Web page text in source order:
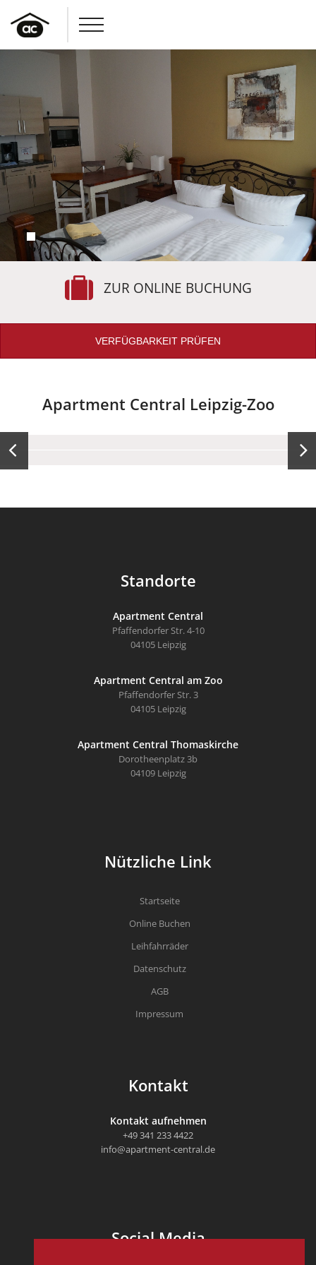
2 3 4 5
ZUR ONLINE BUCHUNG
VERFÜGBARKEIT PRÜFEN
Apartment Central Leipzig-Zoo
Standorte
Apartment Central
Pfaffendorfer Str. 4-10
04105 Leipzig
Apartment Central am Zoo
Pfaffendorfer Str. 3
04105 Leipzig
Apartment Central Thomaskirche
Dorotheenplatz 3b
04109 Leipzig
Nützliche Link
Startseite
Online Buchen
Leihfahrräder
Datenschutz
AGB
Impressum
Kontakt
Kontakt aufnehmen
+49 341 233 4422
info@apartment-central.de
Social Media